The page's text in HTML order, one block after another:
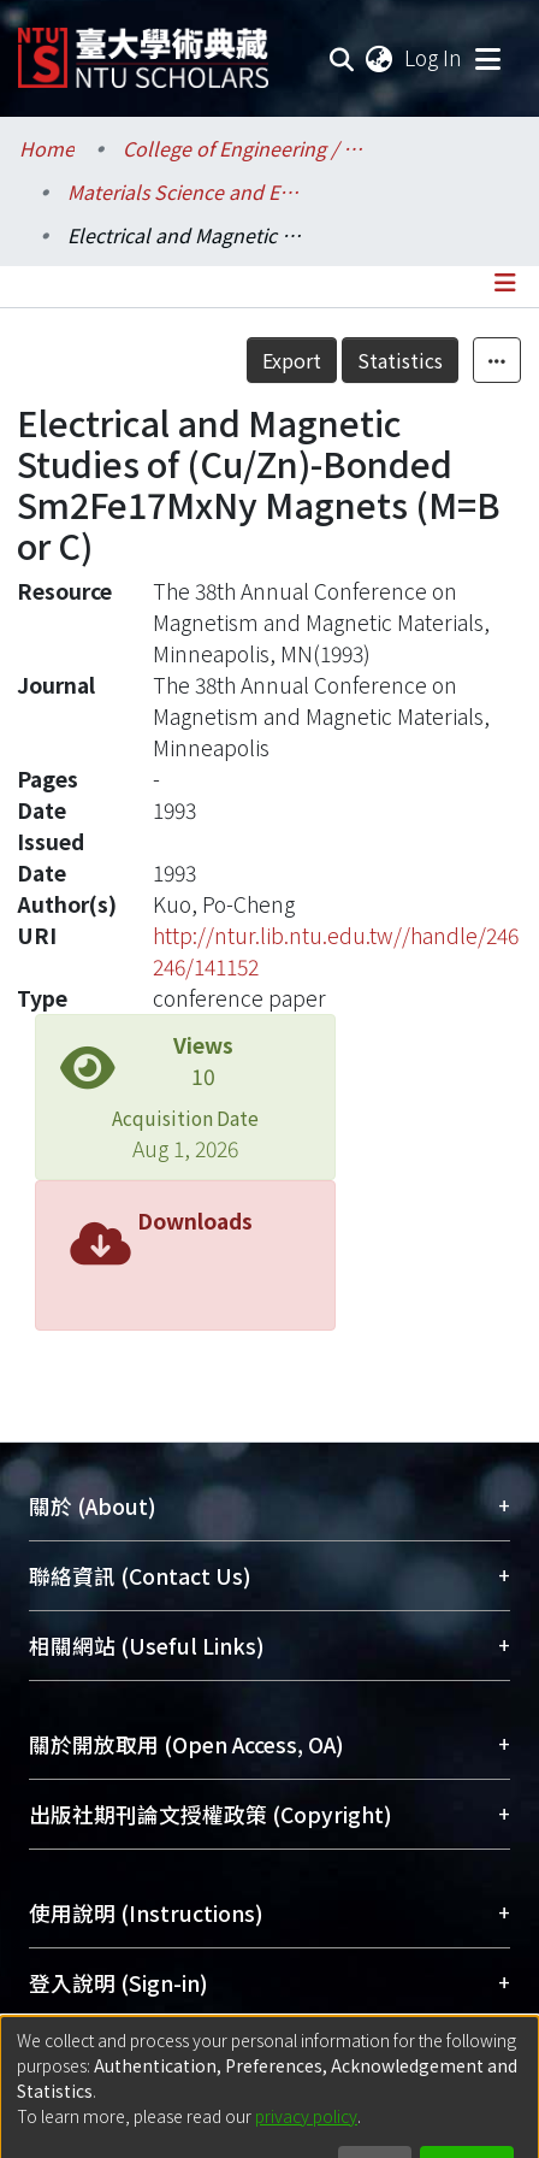
Log In
Communities & Collections
Research Outputs
Statistics
Home
College of Engineering / 工學院
Materials Science and Engineering / 材料科學與工程學系
Electrical and Magnetic Studies of (Cu/Zn)-Bonded Sm2Fe17MxNy Magnets (M=B or C)
Details
Export Statistics
Electrical and Magnetic
Studies of (Cu/Zn)-Bonded
Sm2Fe17MxNy Magnets (M=B
or C)
Resource
The 38th Annual Conference on
Magnetism and Magnetic Materials,
Minneapolis, MN(1993)
Journal
The 38th Annual Conference on
Magnetism and Magnetic Materials,
Minneapolis
Pages
-
Date
Issued
1993
Date
1993
Author(s)
Kuo, Po-Cheng
URI
http://ntur.lib.ntu.edu.tw//handle/246
246/141152
Type
conference paper
Views
10
Acquisition Date
Aug 1, 2026
Downloads
關於 (About) +
臺大位居世界頂尖大學之列，為永久珍藏及向國際
展現本校豐碩的研究成果及學術能量，圖書館整合
機構典藏（NTUR）與學術庫（AH）不同功能平
台，成為臺大學術典藏NTU scholars。期能整合研
成果。
To permanently archive and promote researcher
profiles and scholarly works, Library integrates the
services of “NTU Repository” with “Academic
聯絡資訊 (Contact Us) +
總館學科館員(Main Library)
醫學圖書館學科館員(Medical Library)
Sciences Library)
相關網站 (Useful Links) +
關於開放取用 (Open Access, OA) +
開放取用是從使用者角度提升資訊取用性的社會運
動，應用在學術研究上是透過將研究著作公開供使
用逐年攀升。同時可加速研究發展、提升研究影響
Archive）平台。 （點選深入了解OA）
出版社期刊論文授權政策 (Copyright) +
含部分內容的版權非匯入者所有，或由第三方贊
助與合作完成，請確認該版權所有者及第三方同
意提供此授權。
Please represent that the submission is your
original work, and that you have the right to
grant the rights to upload.
若欲上傳已出版的全文電子檔，可使用
網站查詢，以確認出版單位之版權
使用說明 (Instructions) +
網站簡介(Quickstart Guide)
使用手冊(Instruction Manual)
線上預約服務(Booking Service)
登入說明 (Sign-in) +
方案一：臺灣大學計算機中心帳號登入
(With C&INC Email Account)
方案二：ORCID帳號登入(With ORCID)
匯入著作 (Submission) +
方案一：定期更新ORCID者，以ID匯入
We collect and process your personal information for the following
purposes: Authentication, Preferences, Acknowledgement and
Statistics.
To learn more, please read our privacy policy.